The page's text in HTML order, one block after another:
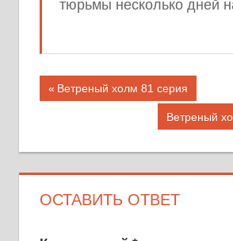
тюрьмы несколько дней
Предыдущая
Ветреный холм 81 серия
Следующая
Ветреный
ОСТАВИТЬ ОТВЕТ